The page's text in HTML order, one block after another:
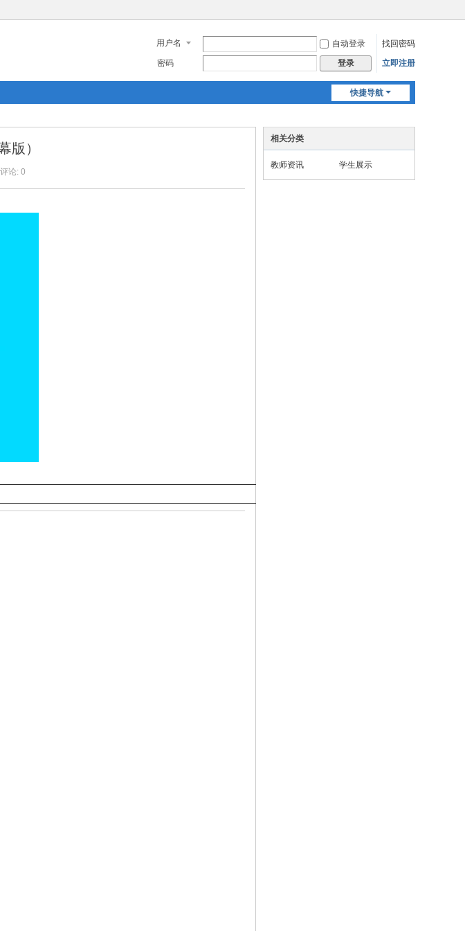
用户名 自动登录
找回密码
密码
登录 立即注册
快捷导航
版）
评论: 0
相关分类
教师资讯 学生展示